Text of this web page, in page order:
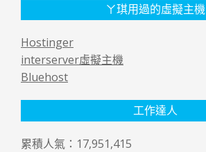
ㄚ琪用過的虛擬主機
Hostinger
interserver虛擬主機
Bluehost
工作達人
累積人氣：17,951,415